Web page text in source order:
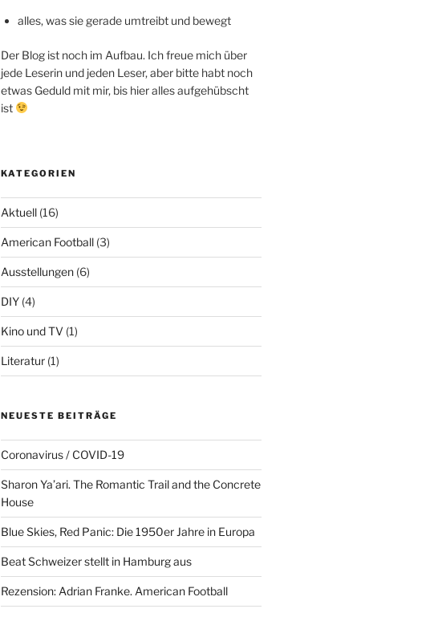
alles, was sie gerade umtreibt und bewegt
Der Blog ist noch im Aufbau. Ich freue mich über
jede Leserin und jeden Leser, aber bitte habt noch
etwas Geduld mit mir, bis hier alles aufgehübscht
ist
KATEGORIEN
Aktuell(16)
American Football(3)
Ausstellungen(6)
DIY(4)
Kino und TV (1)
Literatur(1)
NEUESTE BEITRÄGE
Coronavirus / COVID-19
Sharon Ya’ari. The Romantic Trail and the Concrete
House
Blue Skies, Red Panic: Die 1950er Jahre in Europa
Beat Schweizer stellt in Hamburg aus
Rezension: Adrian Franke. American Football